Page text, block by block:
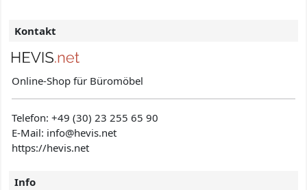
Kontakt
Online-Shop für Büromöbel
Telefon:+49 (30) 23 255 65 90
E-Mail: info@hevis.net
https://hevis.net
Info